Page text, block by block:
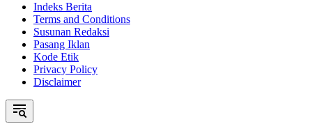
Indeks Berita
Terms and Conditions
Susunan Redaksi
Pasang Iklan
Kode Etik
Privacy Policy
Disclaimer